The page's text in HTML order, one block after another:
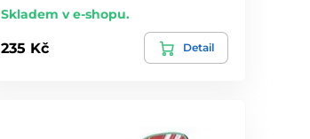
Skladem v e-shopu.
235 Kč Detail